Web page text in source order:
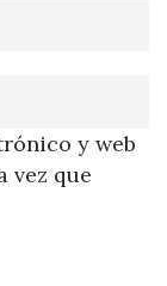
y web
vez que